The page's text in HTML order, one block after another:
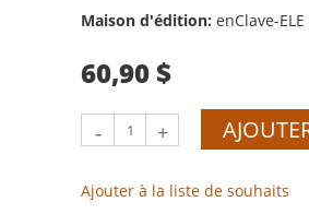
Maison d'édition: enClave-ELE
60,90 $
- +
Ajouter à la liste de souhaits